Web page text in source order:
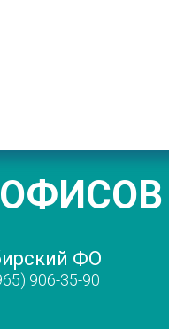
ФО
906-35-90